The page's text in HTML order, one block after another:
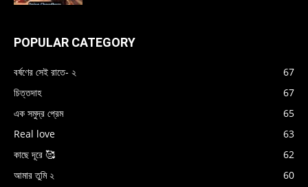
POPULAR CATEGORY
বর্ষণের সেই রাতে- ২
67
চিত্তদাহ
67
এক সমুদ্র প্রেম
65
Real love
63
কাছে দূরে 🥰
62
আমার তুমি ২
60